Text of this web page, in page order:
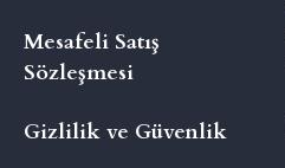
Mesafeli Satış
Sözleşmesi
Gizlilik ve Güvenlik